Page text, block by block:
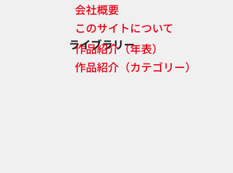
会社概要
このサイトについて
ライブラリー
作品紹介（年表）
作品紹介（カテゴリー）